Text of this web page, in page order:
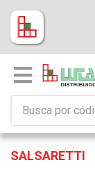
SALSARETTI